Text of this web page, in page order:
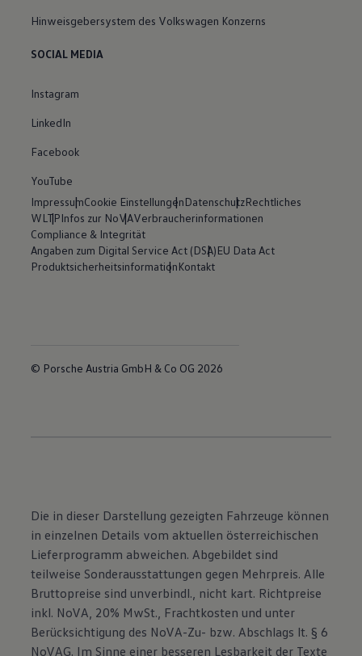
Hinweisgebersystem des Volkswagen Konzerns
SOCIAL MEDIA
Instagram
LinkedIn
Facebook
YouTube
ImpressumCookie EinstellungenDatenschutzRechtliches
WLTPInfos zur NoVAVerbraucherinformationen
Compliance & Integrität
Angaben zum Digital Service Act (DSA)EU Data Act
ProduktsicherheitsinformationKontakt
© Porsche Austria GmbH & Co OG 2026
Die in dieser Darstellung gezeigten Fahrzeuge können
in einzelnen Details vom aktuellen österreichischen
Lieferprogramm abweichen. Abgebildet sind
teilweise Sonderausstattungen gegen Mehrpreis. Alle
Bruttopreise sind unverbindl., nicht kart. Richtpreise
inkl. NoVA, 20% MwSt., Frachtkosten und unter
Berücksichtigung des NoVA-Zu- bzw. Abschlags lt. § 6
NoVAG. Im Sinne einer besseren Lesbarkeit der Texte